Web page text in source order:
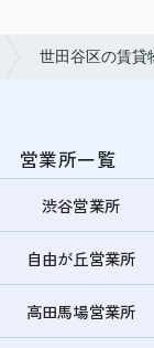
世田谷区の賃貸
営業所一覧
渋谷営業所
自由が丘営業所
高田馬場営業所